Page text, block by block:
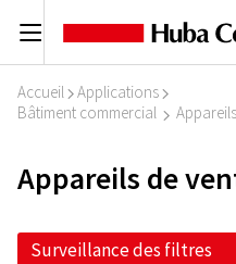
C
Accueil I Applications I
Bâtiment commercial I
Appareils de
Surveillance des filtres